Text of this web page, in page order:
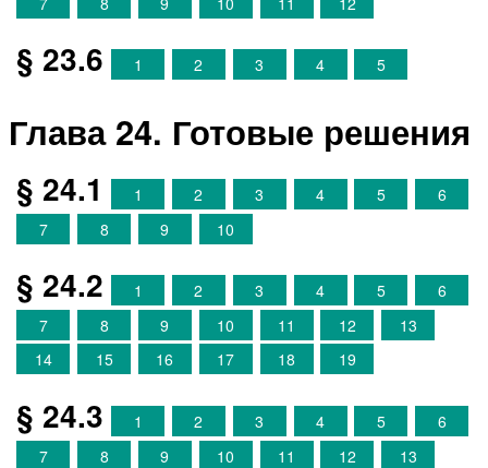
§ 23.6 1 2 3 4 5
Глава 24. Готовые решения
§ 24.1 1 2 3 4 5
6
7
8 9 10
§ 24.2 1 2 3 4 5
6
7
8 9 10 11 12
13
14
15 16 17 18 19
§ 24.3 1 2 3 4 5
6
7
8 9 10 11 12
13